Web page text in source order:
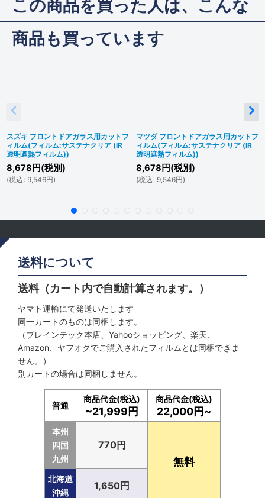
この商品を買った人は、こんな
商品も買っています
スズキ フロントドアガラス用カットフ
ィルム(フィルム:サステナクリア (IR
透明遮熱フィルム))
8,678 円(税別)
(税込 : 9,546円)
マツダ フロントドアガラス用カットフ
ィルム(フィルム:サステナクリア (IR
透明遮熱フィルム))
8,678 円(税別)
(税込 : 9,546円)
送料について
送料（カート内で自動計算されます。）
ヤマト運輸にて発送いたします
同一カートのものは同梱します。
（ブレインテック本店、Yahooショッピング、楽天、
Amazon、ヤフオクでご購入されたフィルムとは同梱できま
せん。）
別カートの場合は同梱しません。
普通
商品代金(税込)
~21,999円
商品代金(税込)
22,000円~
本州
四国
九州
770円
無料
北海道
沖縄
1,650円